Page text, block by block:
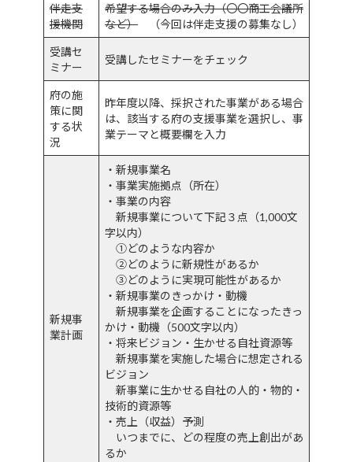
伴走支
援機関
希望する場合のみ入力（〇〇商工会議所
など） （今回は伴走支援の募集なし）
受講セ
ミナー
受講したセミナーをチェック
府の施
策に関
する状
況
昨年度以降、採択された事業がある場合
は、該当する府の支援事業を選択し、事
業テーマと概要欄を入力
新規事
業計画
・新規事業名
・事業実施拠点（所在）
・事業の内容
新規事業について下記３点（1,000文
字以内）
①どのような内容か
②どのように新規性があるか
③どのように実現可能性があるか
・新規事業のきっかけ・動機
新規事業を企画することになったきっ
かけ・動機（500文字以内）
・将来ビジョン・生かせる自社資源等
新規事業を実施した場合に想定される
ビジョン
新事業に生かせる自社の人的・物的・
技術的資源等
・売上（収益）予測
いつまでに、どの程度の売上創出があ
るか